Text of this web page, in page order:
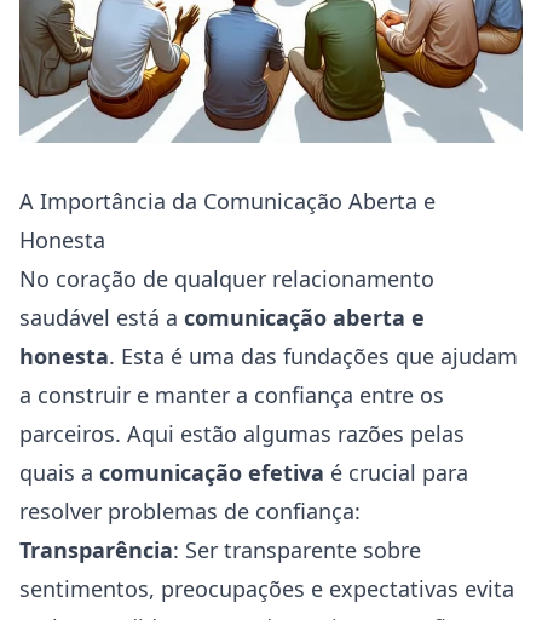
A Importância da Comunicação Aberta e
Honesta
No coração de qualquer relacionamento
saudável está a comunicação aberta e
honesta. Esta é uma das fundações que ajudam
a construir e manter a confiança entre os
parceiros. Aqui estão algumas razões pelas
quais a comunicação efetiva é crucial para
resolver problemas de confiança:
Transparência: Ser transparente sobre
sentimentos, preocupações e expectativas evita